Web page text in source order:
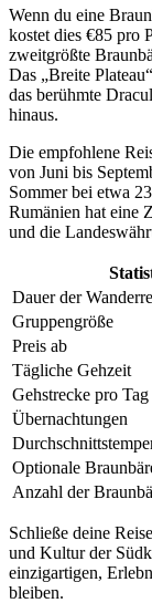
Wenn du eine
kostet dies €85 pro
zweitgrößte
Das „Breite
das berühmte
hinaus.
Die empfohlene
von Juni bis
Sommer bei etwa
Rumänien hat eine
und die
Dauer der
Gruppengröße
Preis ab
Tägliche Gehzeit
Gehstrecke pro Tag
Übernachtungen
Optionale
Anzahl der
Schließe deine
und Kultur der
einzigartigen,
bleiben.